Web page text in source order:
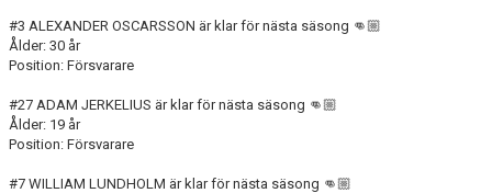
#3 ALEXANDER OSCARSSON är klar för nästa säsong 👊🏼
Ålder: 30 år
Position: Försvarare
#27 ADAM JERKELIUS är klar för nästa säsong 👊🏼
Ålder: 19 år
Position: Försvarare
#7 WILLIAM LUNDHOLM är klar för nästa säsong 👊🏼